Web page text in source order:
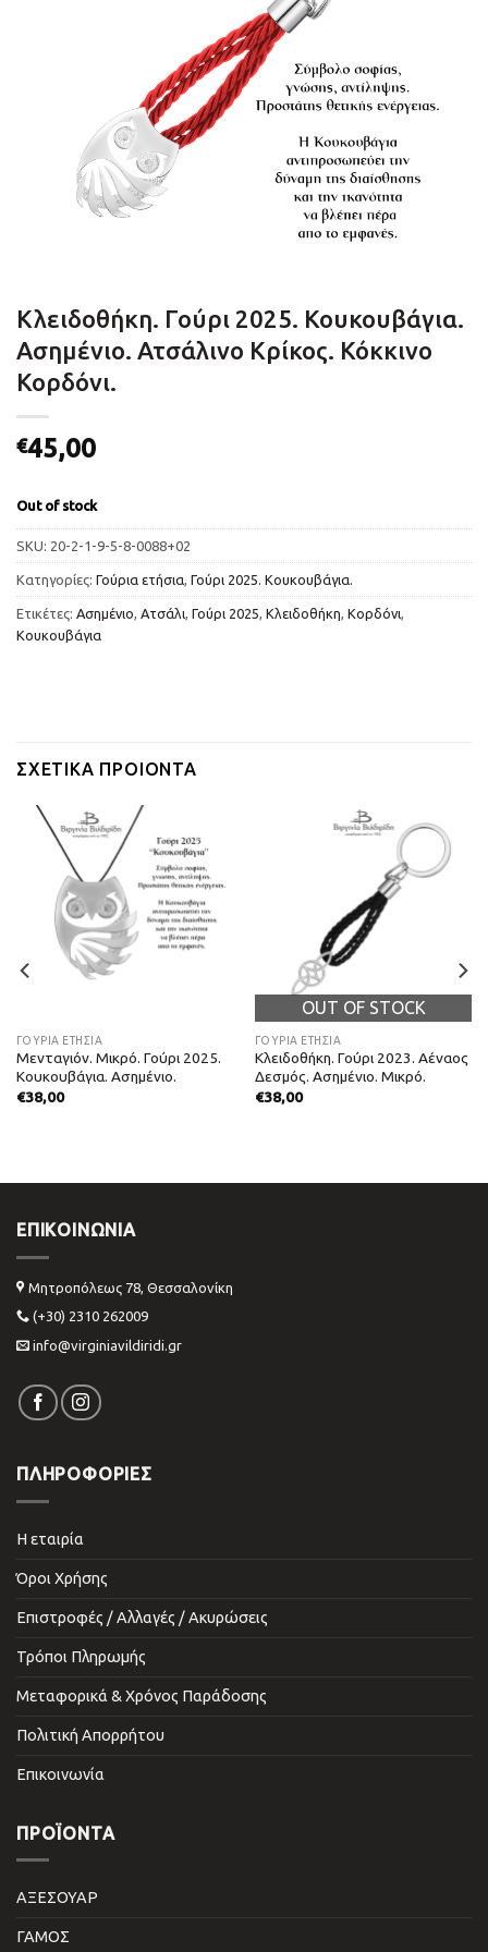
Κλειδοθήκη. Γούρι 2025. Κουκουβάγια.
Ασημένιο. Ατσάλινο Κρίκος. Κόκκινο
Κορδόνι.
€45,00
Out of stock
SKU: 20-2-1-9-5-8-0088+02
Κατηγορίες: Γούρια ετήσια, Γούρι 2025. Κουκουβάγια.
Ετικέτες: Ασημένιο, Ατσάλι, Γούρι 2025, Κλειδοθήκη, Κορδόνι,
Κουκουβάγια
ΣΧΕΤΙΚΆ ΠΡΟΙΌΝΤΑ
ΓΟΎΡΙΑ ΕΤΉΣΙΑ
Μενταγιόν. Μικρό. Γούρι 2025.
Κουκουβάγια. Ασημένιο.
€38,00
OUT OF STOCK
ΓΟΎΡΙΑ ΕΤΉΣΙΑ
Κλειδοθήκη. Γούρι 2023. Αέναος
Δεσμός. Ασημένιο. Μικρό.
€38,00
ΕΠΙΚΟΙΝΩΝΊΑ
Μητροπόλεως 78, Θεσσαλονίκη
(+30) 2310 262009
info@virginiavildiridi.gr
ΠΛΗΡΟΦΟΡΙΕΣ
Η εταιρία
Όροι Χρήσης
Επιστροφές / Αλλαγές / Ακυρώσεις
Τρόποι Πληρωμής
Μεταφορικά & Χρόνος Παράδοσης
Πολιτική Απορρήτου
Επικοινωνία
ΠΡΟΪΌΝΤΑ
ΑΞΕΣΟΥΑΡ
ΓΑΜΟΣ